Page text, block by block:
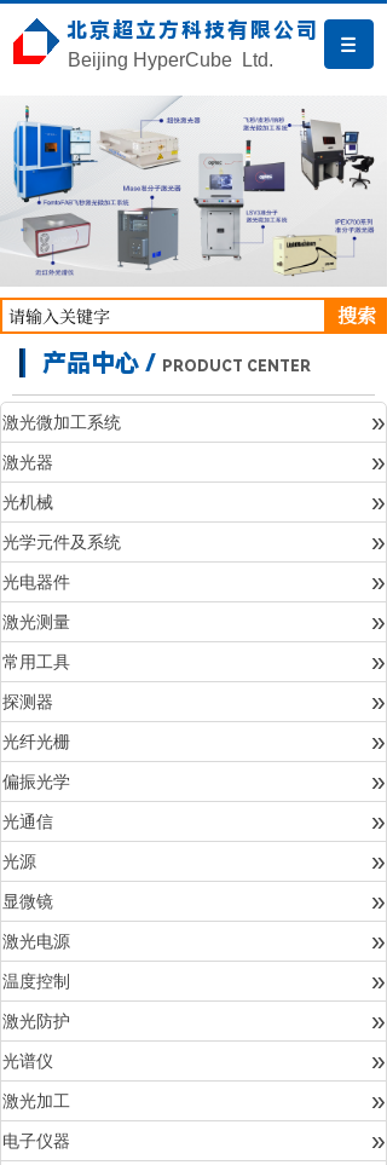
北京超立方科技有限公司
Beijing HyperCube Ltd.
搜索
产品中心 / PRODUCT CENTER
激光微加工系统 »
激光器 »
光机械 »
光学元件及系统 »
光电器件 »
激光测量 »
常用工具 »
探测器 »
光纤光栅 »
偏振光学 »
光通信 »
光源 »
显微镜 »
激光电源 »
温度控制 »
激光防护 »
光谱仪 »
激光加工 »
电子仪器 »